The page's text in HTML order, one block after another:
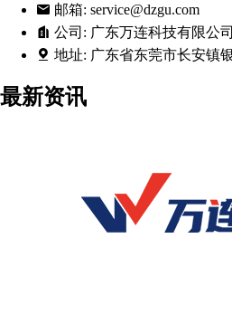
邮箱: service@dzgu.com
公司: 广东万连科技有限公司
地址: 广东省东莞市长安镇
最新资讯